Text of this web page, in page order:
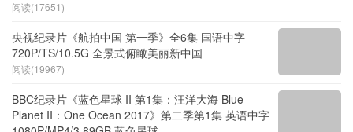
阅读(17651)
央视纪录片《航拍中国 第一季》全6集 国语中字
720P/TS/10.5G 全景式俯瞰美丽新中国
阅读(19967)
BBC纪录片《蓝色星球 II 第1集：汪洋大海 Blue
Planet II：One Ocean 2017》第二季第1集 英语中字